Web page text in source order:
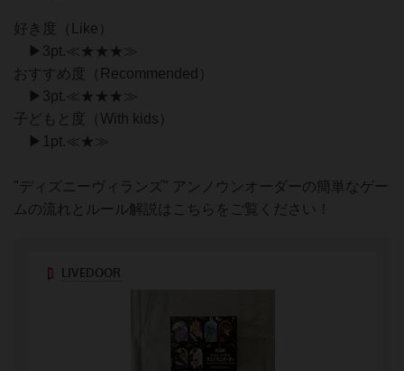
好き度（Like）
▶3pt.≪★★★≫
おすすめ度（Recommended）
▶3pt.≪★★★≫
子どもと度（With kids）
▶1pt.≪★≫
"ディズニーヴィランズ" アンノウンオーダーの簡単なゲー
ムの流れとルール解説はこちらをご覧ください！